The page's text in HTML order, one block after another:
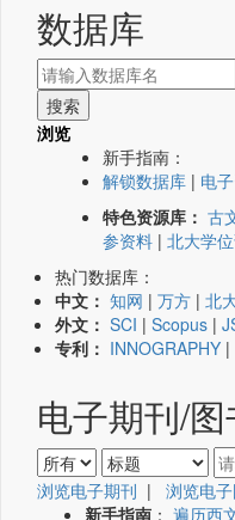
数据库
浏览
新手指南：
解锁数据库 | 电
特色资源库： 古
参资料 | 北大学
热门数据库：
中文： 知网 | 万方 | 北
外文： SCI | Scopus |
专利： INNOGRAPHY |
电子期刊/图
浏览电子期刊 | 浏览电
新手指南 ： 遍历西